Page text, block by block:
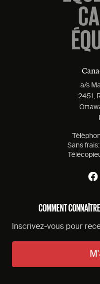
a/s
2451,
Sans frais:
COMMENT
Inscrivez-vous pour